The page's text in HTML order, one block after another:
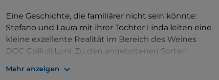
Eine Geschichte, die familiärer nicht sein könnte:
Stefano und Laura mit ihrer Tochter Linda leiten eine
kleine exzellente Realität im Bereich des Weines
DOC Colli di Luni. Zu den angebotenen Sorten
Trebbiano.
Mehr anzeigen